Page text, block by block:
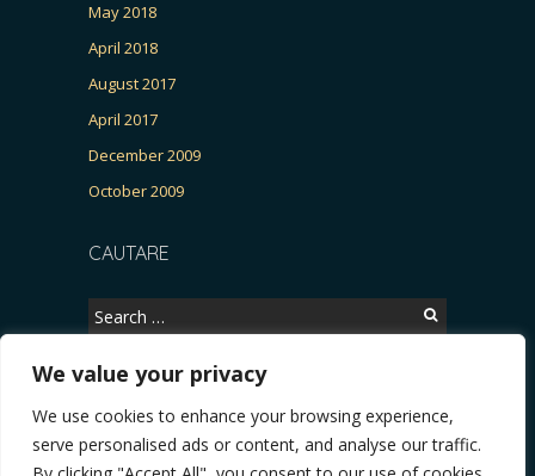
We value your privacy
We use cookies to enhance your browsing experience,
serve personalised ads or content, and analyse our traffic.
May 2018
April 2018
August 2017
April 2017
December 2009
October 2009
CAUTARE
Search
for:
Copyright © 2026, CERTITUDINEA.
Patria, parlamentarele și presa * VIDEO. Viata lui Eminescu (Necenzurat).